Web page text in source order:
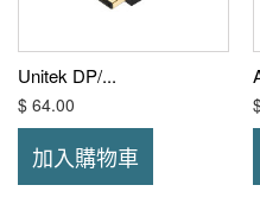
Unitek DP/...
$ 64.00
加入購物車